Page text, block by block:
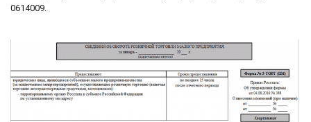
0614009.